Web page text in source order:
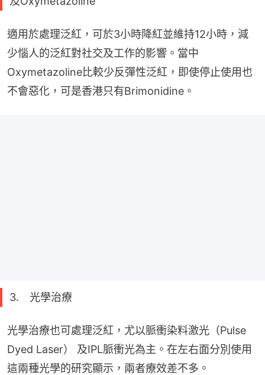
適用於處理泛紅，可於3小時降紅並維持12小時，減
少惱人的泛紅對社交及工作的影響。當中
Oxymetazoline比較少反彈性泛紅，即使停止使用也
不會惡化，可是香港只有Brimonidine。
3. 光學治療
光學治療也可處理泛紅，尤以脈衝染料激光（Pulse
Dyed Laser） 及IPL脈衝光為主。在左右面分別使用
這兩種光學的研究顯示，兩者療效差不多。